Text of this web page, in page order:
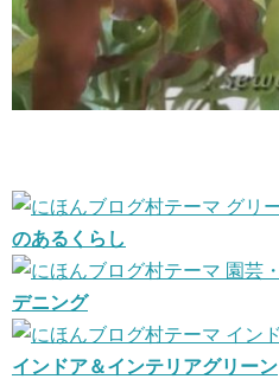
のあるくらし
デニング
インドア＆インテリアグリーン